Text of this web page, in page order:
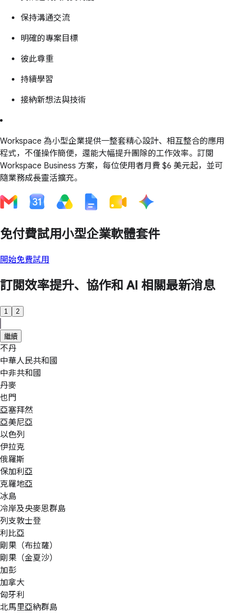
保持溝通交流
明確的專案目標
彼此尊重
持續學習
接納新想法與技術
Workspace 為小型企業提供一整套精心設計、相互整合的應用
程式，不僅操作簡便，還能大幅提升團隊的工作效率。訂閱
Workspace Business 方案，每位使用者月費 $6 美元起，並可
隨業務成長靈活擴充。
免付費試用小型企業軟體套件
開始免費試用
訂閱效率提升、協作和 AI 相關最新消息
1 2
繼續
不丹
中華人民共和國
中非共和國
丹麥
也門
亞塞拜然
亞美尼亞
以色列
伊拉克
俄羅斯
保加利亞
克羅地亞
冰島
冷岸及央麥恩群島
列支敦士登
利比亞
剛果（布拉薩）
剛果（金夏沙）
加彭
加拿大
匈牙利
北馬里亞納群島